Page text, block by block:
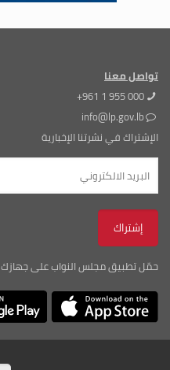
تواصل معنا
+961 1 955 000
info@lp.gov.lb
الإشتراك في نشرتنا الإخبارية
حمّل تطبيق مجلس النواب على جهازك